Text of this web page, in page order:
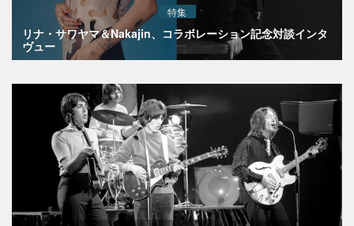
特集
リナ・サワヤマ＆Nakajin、コラボレーション記念対談インタ
ヴュー